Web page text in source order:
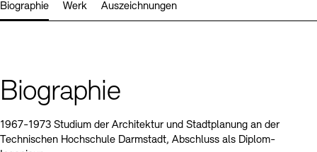
Biographie Werk Auszeichnungen
Biographie
1967-1973 Studium der Architektur und Stadtplanung an der
Technischen Hochschule Darmstadt, Abschluss als Diplom-